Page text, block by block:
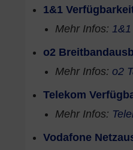
1&1
Mehr Infos:
o2
Mehr Infos: o2
Telekom
Mehr Infos:
Vodafone